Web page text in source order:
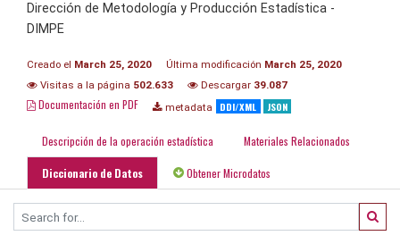
Dirección de Metodología y Producción Estadística -
DIMPE
Creado el March 25, 2020 Última modificación March 25, 2020
Visitas a la página 502.633 Descargar 39.087
Documentación en PDF metadata DDI/XML JSON
Descripción de la operación estadística Materiales Relacionados
Diccionario de Datos Obtener Microdatos